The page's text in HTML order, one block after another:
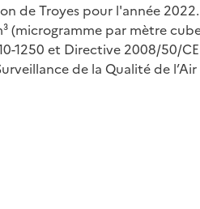
de Troyes pour l'année
(microgramme par mètre
1250 et Directive 2008/50/
de la Qualité de l’Air